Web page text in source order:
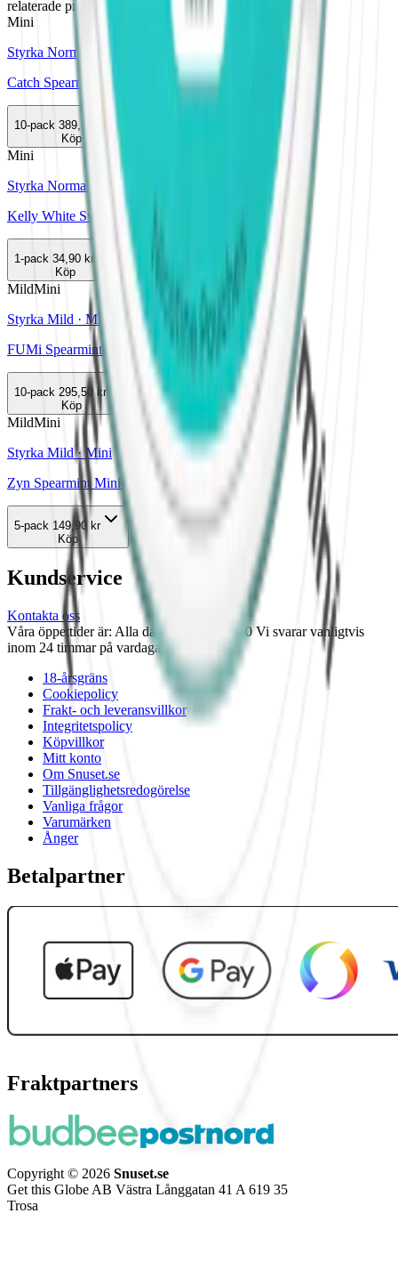
relaterade produkter
Mini
Styrka Normal · Mini
Catch Spearmint White Mini
10-pack 389,50 kr
Köp
Mini
Styrka Normal · Mini
Kelly White Sweet Peppermint Mini
1-pack 34,90 kr
Köp
MildMini
Styrka Mild · Mini
FUMi Spearmint Mini 1
10-pack 295,50 kr
Köp
MildMini
Styrka Mild · Mini
Zyn Spearmint Mini 1
5-pack 149,90 kr
Köp
Kundservice
Kontakta oss
Våra öppettider är: Alla dagar 08:00 - 18:00 Vi svarar vanligtvis
inom 24 timmar på vardagar.
18-årsgräns
Cookiepolicy
Frakt- och leveransvillkor
Integritetspolicy
Köpvillkor
Mitt konto
Om Snuset.se
Tillgänglighetsredogörelse
Vanliga frågor
Varumärken
Ånger
Betalpartner
Fraktpartners
Copyright © 2026 Snuset.se
Get this Globe AB Västra Långgatan 41 A 619 35
Trosa